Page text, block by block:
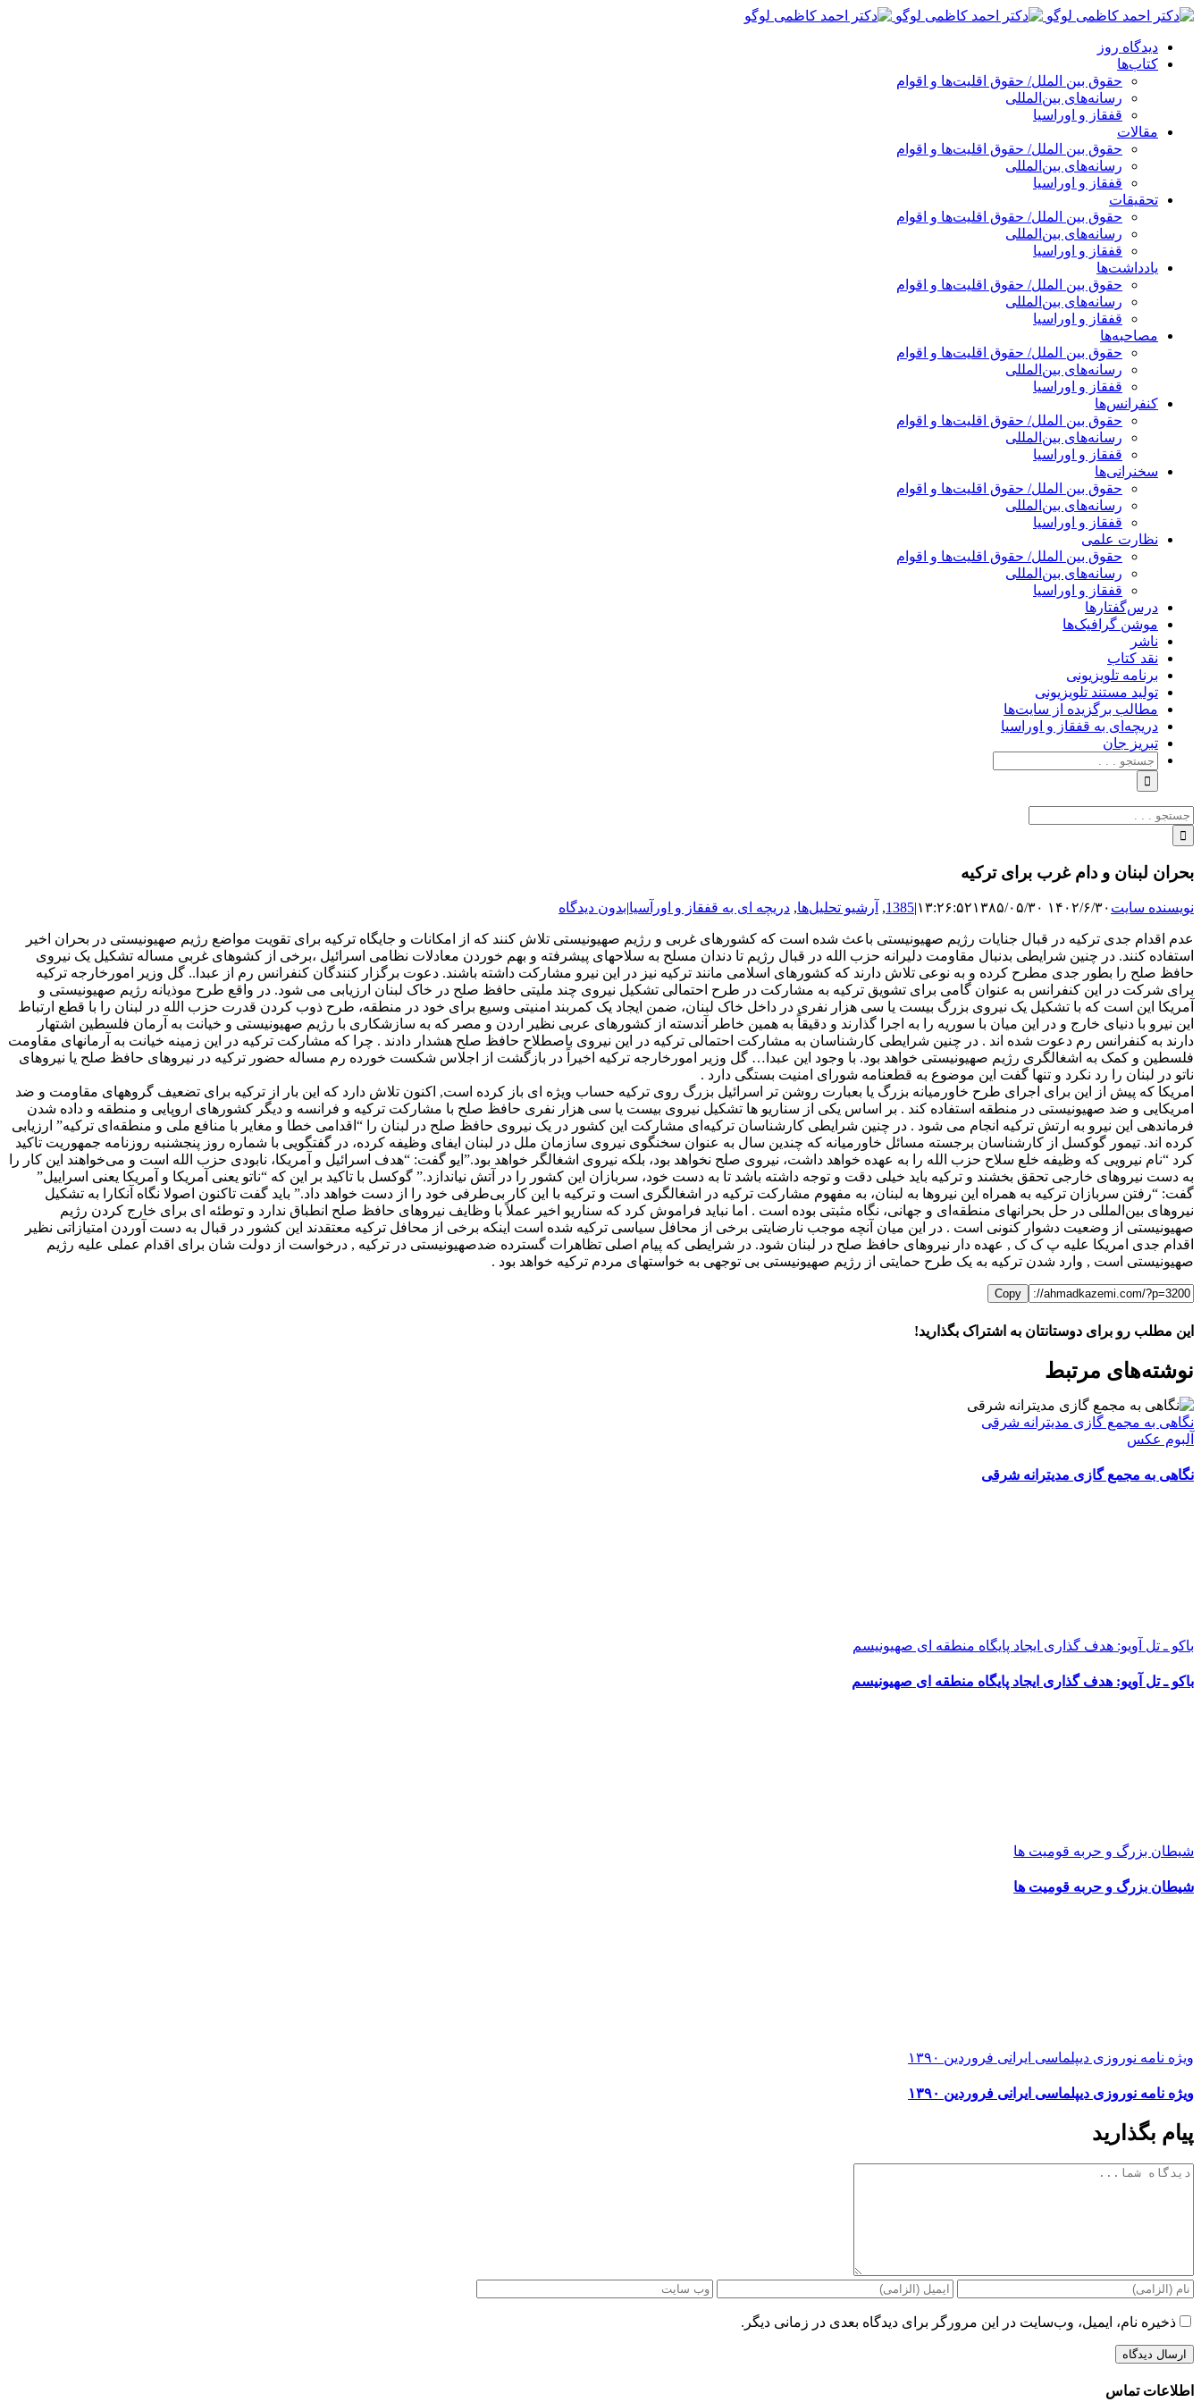
پرش
محتوا
دیدگاه روز
کتاب‌ها
حقوق بین الملل/ حقوق اقلیت‌ها و اقوام
رسانه‌های بین‌المللی
قفقاز و اوراسیا
مقالات
حقوق بین الملل/ حقوق اقلیت‌ها و اقوام
رسانه‌های بین‌المللی
قفقاز و اوراسیا
تحقیقات
حقوق بین الملل/ حقوق اقلیت‌ها و اقوام
رسانه‌های بین‌المللی
قفقاز و اوراسیا
یادداشت‌ها
حقوق بین الملل/ حقوق اقلیت‌ها و اقوام
رسانه‌های بین‌المللی
قفقاز و اوراسیا
مصاحبه‌ها
حقوق بین الملل/ حقوق اقلیت‌ها و اقوام
رسانه‌های بین‌المللی
قفقاز و اوراسیا
کنفرانس‌ها
حقوق بین الملل/ حقوق اقلیت‌ها و اقوام
رسانه‌های بین‌المللی
قفقاز و اوراسیا
سخنرانی‌ها
حقوق بین الملل/ حقوق اقلیت‌ها و اقوام
رسانه‌های بین‌المللی
قفقاز و اوراسیا
نظارت علمی
حقوق بین الملل/ حقوق اقلیت‌ها و اقوام
رسانه‌های بین‌المللی
قفقاز و اوراسیا
درس‌گفتارها
موشن گرافیک‌ها
ناشر
نقد کتاب
برنامه‌ تلویزیونی
تولید مستند تلویزیونی
مطالب برگزیده از سایت‌ها
دریچه‌ای به قفقاز و اوراسیا
تبریزِ جان
جستجو
برای:
جستجو
برای:
بحران لبنان و دام غرب برای ترکیه
نویسنده سایت ۱۴۰۲/۶/۳۰ ۱۳:۲۶:۵۲ ۱۳۸۵/۰۵/۳۰ |
1385
, آرشیو تحلیل‌ها, دریچه ای به قفقاز و اورآسیا|بدون دیدگاه
عدم اقدام جدی ترکیه در قبال جنایات رژیم صهیونیستی باعث شده است که کشورهای غربی و رژیم صهیونیستی تلاش کنند که از امکانات و جایگاه ترکیه برای تقویت مواضع رژیم صهیونیستی در بحران اخیر
استفاده کنند. در چنین شرایطی بدنبال مقاومت دلیرانه حزب الله در قبال رژیم تا دندان مسلح به سلاحهای پیشرفته و بهم خوردن معادلات نظامی اسرائیل ،برخی از کشوهای غربی مساله تشکیل یک نیروی
حافظ صلح را بطور جدی مطرح کرده و به نوعی تلاش دارند که کشورهای اسلامی مانند ترکیه نیز در این نیرو مشارکت داشته باشند. دعوت برگزار کنندگان کنفرانس رم از عبدا.. گل وزیر امورخارجه ترکیه
برای شرکت در این کنفرانس به عنوان گامی برای تشویق ترکیه به مشارکت در طرح احتمالی تشکیل نیروی چند ملیتی حافظ صلح در خاک لبنان ارزیابی می‌ شود. در واقع طرح موذیانه رژیم صهیونیستی و
آمریکا این است که با تشکیل یک نیروی بزرگ بیست یا سی هزار نفری در داخل خاک لبنان، ضمن ایجاد یک کمربند امنیتی وسیع برای خود در منطقه، طرح ذوب کردن قدرت حزب الله در لبنان را با قطع ارتباط
این نیرو با دنیای خارج و در این میان با سوریه را به اجرا گذارند و دقیقاً به همین خاطر آندسته از کشورهای عربی نظیر اردن و مصر که به سازشکاری با رژیم صهیونیستی و خیانت به آرمان فلسطین اشتهار
دارند به کنفرانس رم دعوت شده اند . در چنین شرایطی کارشناسان به مشارکت احتمالی ترکیه در این نیروی باصطلاح حافظ صلح هشدار دادند . چرا که مشارکت ترکیه در این زمینه خیانت به آرمانهای مقاومت
فلسطین و کمک به اشغالگری رژیم صهیونیستی خواهد بود. با وجود این عبدا… گل وزیر امورخارجه ترکیه اخیراً در بازگشت از اجلاس شکست خورده رم مساله حضور ترکیه در نیروهای حافظ صلح یا نیروهای
ناتو در لبنان را رد نکرد و تنها گفت این موضوع به قطعنامه شورای امنیت بستگی دارد .
امریکا که پیش از این برای اجرای طرح خاورمیانه بزرگ یا بعبارت روشن تر اسرائیل بزرگ روی ترکیه حساب ویژه ای باز کرده است, اکنون تلاش دارد که این بار از ترکیه برای تضعیف گروههای مقاومت و ضد
امریکایی و ضد صهیونیستی در منطقه استفاده کند . بر اساس یکی از سناریو ها تشکیل نیروی بیست یا سی هزار نفری حافظ صلح با مشارکت ترکیه و فرانسه و دیگر کشورهای اروپایی و منطقه و داده شدن
فرماندهی این نیرو به ارتش ترکیه انجام می شود . در چنین شرایطی کارشناسان ترکیه‌ای مشارکت این کشور در یک نیروی حافظ صلح در لبنان را “اقدامی خطا و مغایر با منافع ملی و منطقه‌ای ترکیه” ارزیابی
کرده اند. تیمور گوکسل از کارشناسان برجسته مسائل خاورمیانه که چندین سال به عنوان سخنگوی نیروی سازمان ملل در لبنان ایفای وظیفه کرده، در گفتگویی با شماره روز پنجشنبه روزنامه جمهوریت تاکید
کرد “نام نیرویی که وظیفه خلع سلاح حزب الله را به عهده خواهد داشت، نیروی صلح نخواهد بود، بلکه نیروی اشغالگر خواهد بود.”ایو گفت: “هدف اسرائیل و آمریکا، نابودی حزب الله است و می‌خواهند این کار را
به دست نیروهای خارجی تحقق بخشند و ترکیه باید خیلی دقت و توجه داشته باشد تا به دست خود، سربازان این کشور را در آتش نیاندازد.” گوکسل با تاکید بر این که “ناتو یعنی آمریکا و آمریکا یعنی اسراییل”
گفت: “رفتن سربازان ترکیه به همراه این نیروها به لبنان، به مفهوم مشارکت ترکیه در اشغالگری است و ترکیه با این کار بی‌طرفی خود را از دست خواهد داد.” باید گفت تاکنون اصولا نگاه آنکارا به تشکیل
نیروهای بین‌المللی در حل بحرانهای منطقه‌ای و جهانی، نگاه مثبتی بوده است . اما نباید فراموش کرد که سناریو اخیر عملاً با وظایف نیروهای حافظ صلح انطباق ندارد و توطئه ای برای خارج کردن رژیم
صهیونیستی از وضعیت دشوار کنونی است . در این میان آنچه موجب نارضایتی برخی از محافل سیاسی ترکیه شده است اینکه برخی از محافل ترکیه معتقدند این کشور در قبال به دست آوردن امتیازاتی نظیر
اقدام جدی امریکا علیه پ ک ک , عهده دار نیروهای حافظ صلح در لبنان شود. در شرایطی که پیام اصلی تظاهرات گسترده ضدصهیونیستی در ترکیه , درخواست از دولت شان برای اقدام عملی علیه رژیم
صهیونیستی است , وارد شدن ترکیه به یک طرح حمایتی از رژیم صهیونیستی بی توجهی به خواستهای مردم ترکیه خواهد بود .
Copy
این مطلب رو برای دوستانتان به اشتراک بگذارید!
FacebookX
LinkedIn
WhatsApp
Telegram
ایمیل
نوشته‌‌های مرتبط
نگاهی به مجمع گازی مدیترانه شرقی
آلبوم عکس
نگاهی به مجمع گازی مدیترانه شرقی
باکو ـ تل آویو: هدف گذاری ایجاد پایگاه منطقه ای صهیونیسم
باکو ـ تل آویو: هدف گذاری ایجاد پایگاه منطقه ای صهیونیسم
شیطان بزرگ و حربه قومیت ها
شیطان بزرگ و حربه قومیت ها
ویژه نامه نوروزی دیپلماسی ایرانی فروردین ۱۳۹۰
ویژه نامه نوروزی دیپلماسی ایرانی فروردین ۱۳۹۰
پیام بگذارید
دیدگاه
ذخیره نام، ایمیل، وب‌سایت در این مرورگر برای دیدگاه بعدی در زمانی دیگر.
اطلاعات تماس